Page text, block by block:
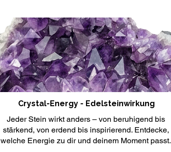
Crystal-Energy - Edelsteinwirkung
Jeder Stein wirkt anders – von beruhigend bis
stärkend, von erdend bis inspirierend. Entdecke,
welche Energie zu dir und deinem Moment passt.